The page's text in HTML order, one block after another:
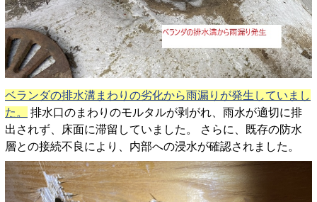
ベランダの排水溝まわりの劣化から雨漏りが発生していまし
た。
排水口のまわりのモルタルが剥がれ、雨水が適切に排
出されず、床面に滞留していました。 さらに、既存の防水
層との接続不良により、内部への浸水が確認されました。